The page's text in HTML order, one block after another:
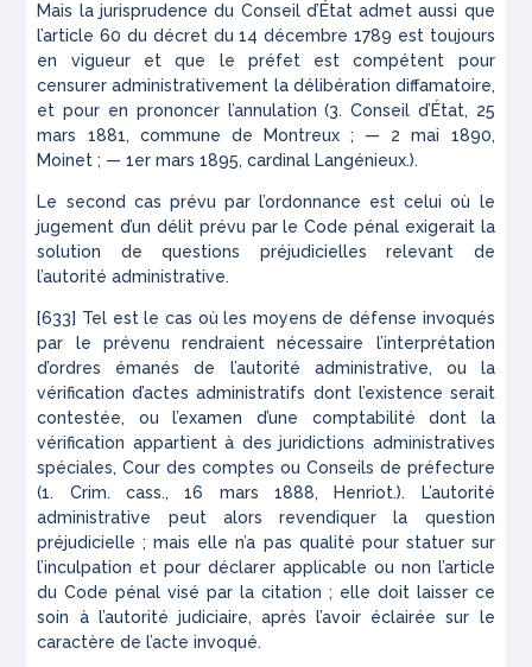
Mais la jurisprudence du Conseil d’État admet aussi que
l’article 60 du décret du 14 décembre 1789 est toujours
en vigueur et que le préfet est compétent pour
censurer administrativement la délibération diffamatoire,
et pour en prononcer l’annulation (3. Conseil d’État, 25
mars 1881, commune de Montreux ; — 2 mai 1890,
Moinet ; — 1er mars 1895, cardinal Langénieux.).
Le second cas prévu par l’ordonnance est celui où le
jugement d’un délit prévu par le Code pénal exigerait la
solution de questions préjudicielles relevant de
l’autorité administrative.
[633] Tel est le cas où les moyens de défense invoqués
par le prévenu rendraient nécessaire l’interprétation
d’ordres émanés de l’autorité administrative, ou la
vérification d’actes administratifs dont l’existence serait
contestée, ou l’examen d’une comptabilité dont la
vérification appartient à des juridictions administratives
spéciales, Cour des comptes ou Conseils de préfecture
(1. Crim. cass., 16 mars 1888, Henriot.). L’autorité
administrative peut alors revendiquer la question
préjudicielle ; mais elle n’a pas qualité pour statuer sur
l’inculpation et pour déclarer applicable ou non l’article
du Code pénal visé par la citation ; elle doit laisser ce
soin à l’autorité judiciaire, après l’avoir éclairée sur le
caractère de l’acte invoqué.